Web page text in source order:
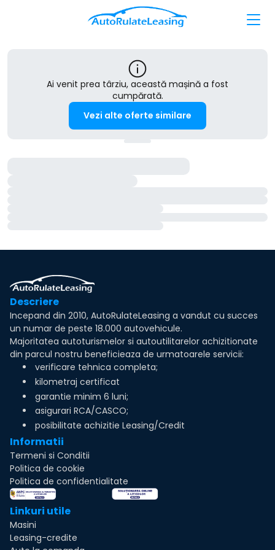
Ai venit prea târziu, această mașină a fost
cumpărată.
Vezi alte oferte similare
Descriere
Incepand din 2010, AutoRulateLeasing a vandut cu succes
un numar de peste 18.000 autovehicule.
Majoritatea autoturismelor si autoutilitarelor achizitionate
din parcul nostru beneficieaza de urmatoarele servicii:
verificare tehnica completa;
kilometraj certificat
garantie minim 6 luni;
asigurari RCA/CASCO;
posibilitate achizitie Leasing/Credit
Informatii
Termeni si Conditii
Politica de cookie
Politica de confidentialitate
Linkuri utile
Masini
Leasing-credite